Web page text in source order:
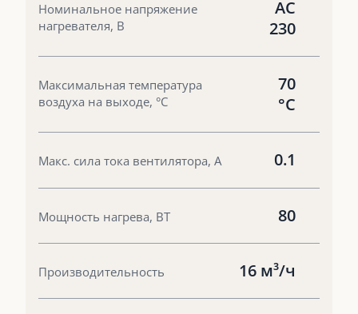
Номинальное напряжение
нагревателя, В
AC
230
Максимальная температура
воздуха на выходе, °С
70
°С
Макс. сила тока вентилятора, А 0.1
Мощность нагрева, ВТ 80
Производительность 16 м³/ч